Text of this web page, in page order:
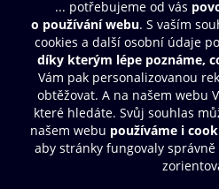
Obsah ke stažení
Moje O2 Knihovna
Další zábava
© O2 Czech Republic a.s.